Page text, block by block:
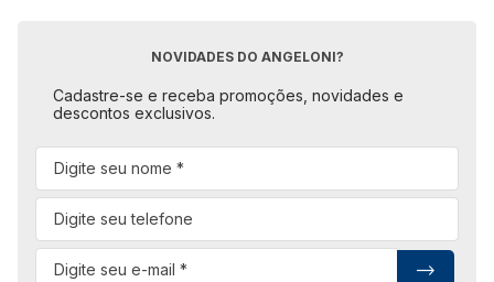
NOVIDADES DO ANGELONI?
Cadastre-se e receba promoções, novidades e
descontos exclusivos.